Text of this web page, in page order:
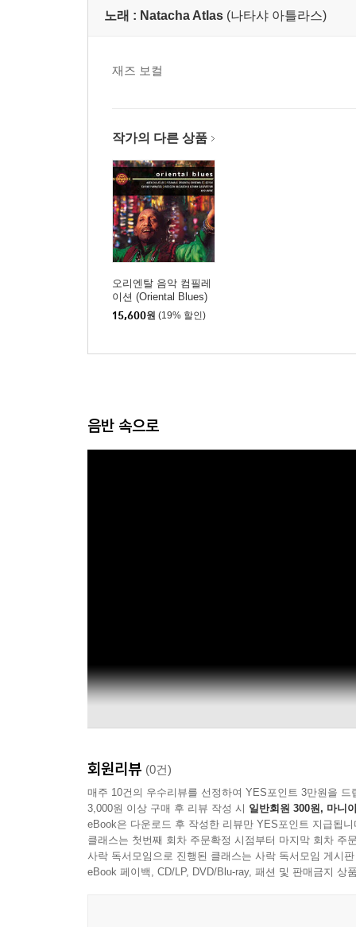
노래 : Natacha Atlas (나타샤 아틀라스)
재즈 보컬
작가의 다른 상품
오리엔탈 음악 컴필레
이션 (Oriental Blues)
15,600원 (19% 할인)
음반 속으로
회원리뷰 (0건)
매주 10건의 우수리뷰를 선정하여 YES포인트 3만원을 드
3,000원 이상 구매 후 리뷰 작성 시 일반회원 300원, 마니
eBook은 다운로드 후 작성한 리뷰만 YES포인트 지급됩니
클래스는 첫번째 회차 주문확정 시점부터 마지막 회차 주
사락 독서모임으로 진행된 클래스는 사락 독서모임 게시
eBook 페이백, CD/LP, DVD/Blu-ray, 패션 및 판매금지 상